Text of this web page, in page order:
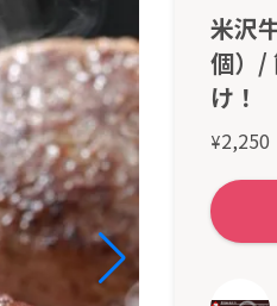
米沢
個）/
け！
¥2,250